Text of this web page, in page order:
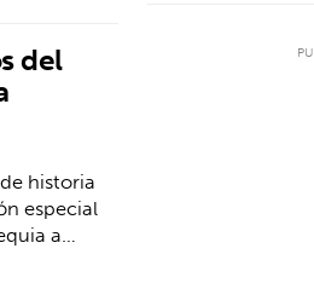
del
historia
especial
a…